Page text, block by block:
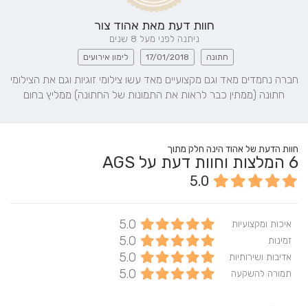
חוות דעת מאת אהוד צור
ניתנה לפני מעל 8 שנים
חתונה 17/01/2018 לימון אירועים
חתונה (ממתין כבר לראות את התמונות של החתונה) ממליץ בחום
חוות הדעת של אהוד הינה חלק מתוך
6 המלצות וחוות דעת על AGS
5.0
איכות ומקצועיות 5.0
זמינות 5.0
אדיבות ושירותיות 5.0
תמורה להשקעה 5.0